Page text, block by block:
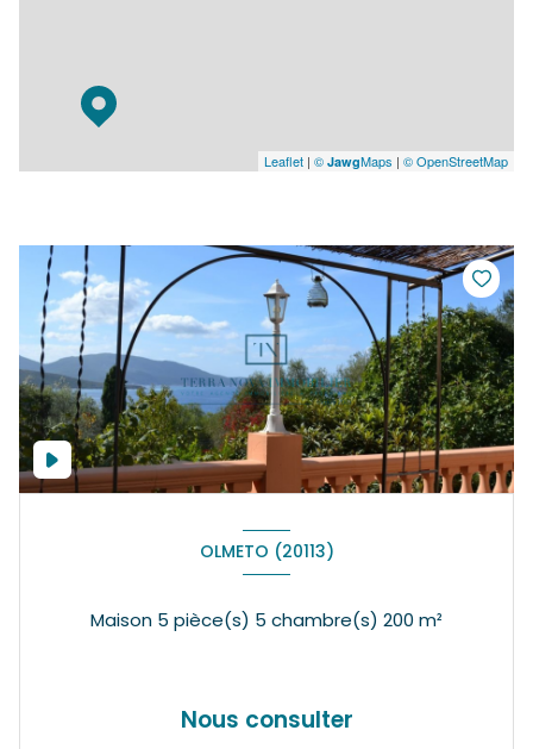
Leaflet | © JawgMaps | © OpenStreetMap
OLMETO (20113)
Maison 5 pièce(s) 5 chambre(s) 200 m²
Nous consulter